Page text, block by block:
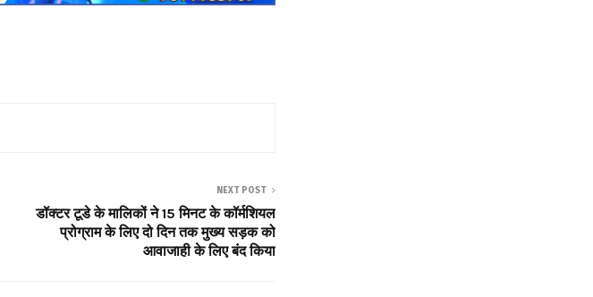
NEXT POST
डॉक्टर टूडे के मालिकों ने 15 मिनट के कॉर्मशियल
प्रोग्राम के लिए दो दिन तक मुख्य सड़क को
आवाजाही के लिए बंद किया